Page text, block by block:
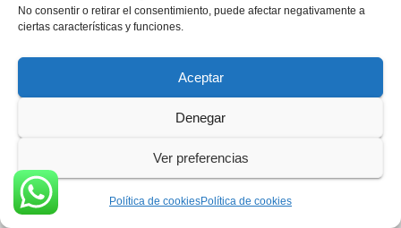
No consentir o retirar el consentimiento, puede afectar negativamente a
ciertas características y funciones.
Aceptar
Denegar
Ver preferencias
Política de cookiesPolítica de cookies